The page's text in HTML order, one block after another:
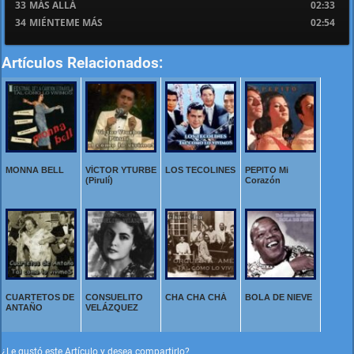
33 02:33
MÁS ALLÁ
34
02:54
MIÉNTEME MÁS
Artículos Relacionados:
MONNA BELL
VÍCTOR YTURBE
(Pirulí)
LOS TECOLINES
PEPITO Mi
Corazón
CUARTETOS DE
ANTAÑO
CONSUELITO
VELÁZQUEZ
CHA CHA CHÁ BOLA DE NIEVE